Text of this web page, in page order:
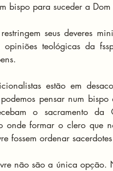
bispo para suceder a
seus deveres
teológicas da
estão em
pensar num
o sacramento da
onde formar o clero que
fossem ordenar
não são a única opção.